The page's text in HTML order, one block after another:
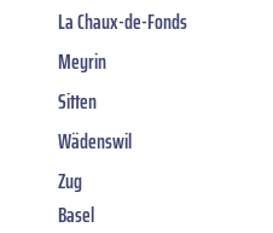
La Chaux-de-Fonds
Meyrin
Sitten
Wädenswil
Zug
Basel